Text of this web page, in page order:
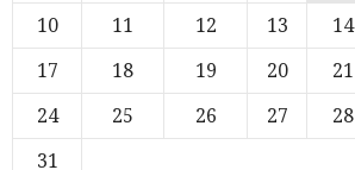
10
11 12 13 14
17
18 19 20 21
24
25 26 27 28
31